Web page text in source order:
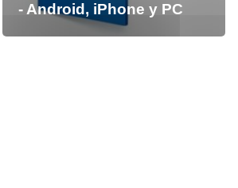
- Android, iPhone y PC